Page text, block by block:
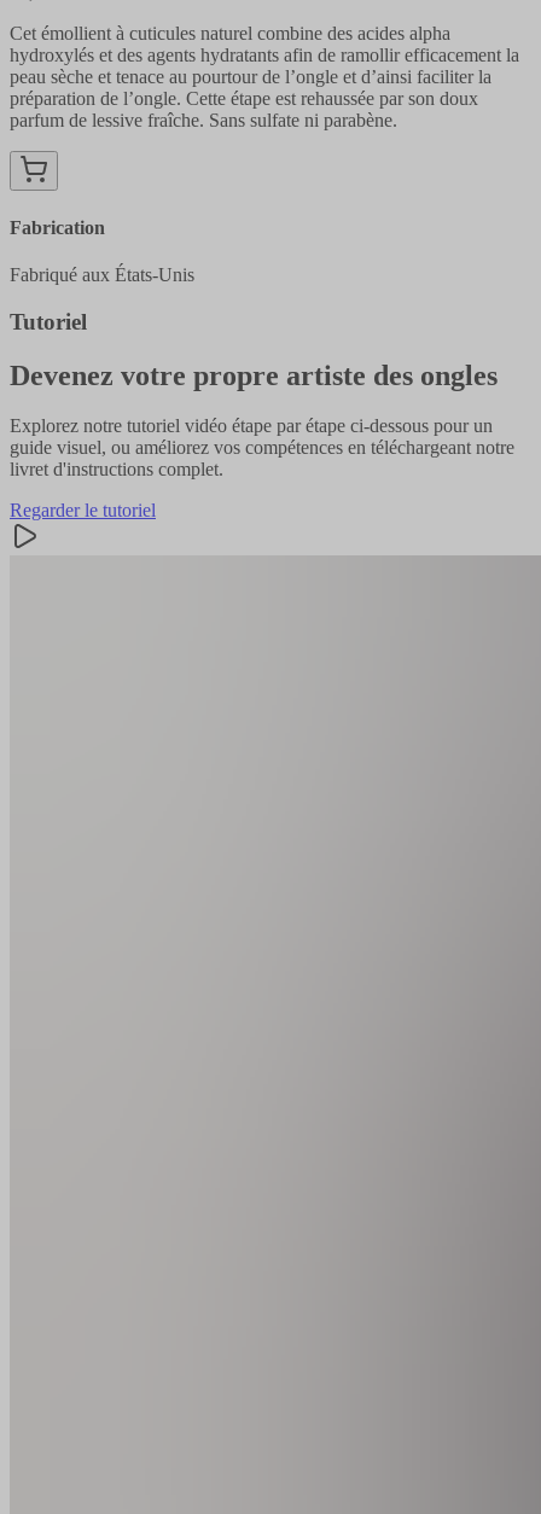
Cet émollient à cuticules naturel combine des acides alpha
hydroxylés et des agents hydratants afin de ramollir efficacement la
peau sèche et tenace au pourtour de l’ongle et d’ainsi faciliter la
préparation de l’ongle. Cette étape est rehaussée par son doux
parfum de lessive fraîche. Sans sulfate ni parabène.
Fabrication
Fabriqué aux États-Unis
Tutoriel
Devenez votre propre artiste des ongles
Explorez notre tutoriel vidéo étape par étape ci-dessous pour un
guide visuel, ou améliorez vos compétences en téléchargeant notre
livret d'instructions complet.
Regarder le tutoriel